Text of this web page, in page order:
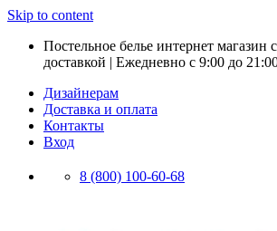
Skip to content
Постельное белье интернет магазин
доставкой | Ежедневно с 9:00 до
Дизайнерам
Доставка и оплата
Контакты
Вход
8 (800) 100-60-68